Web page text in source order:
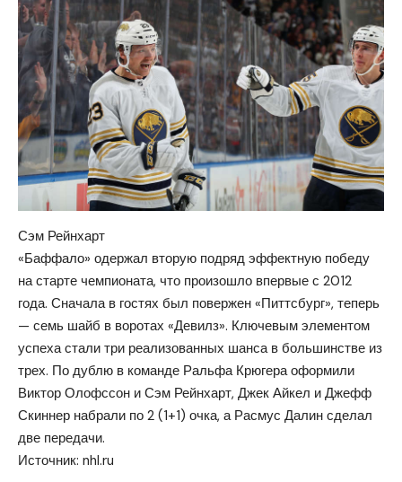
Сэм Рейнхарт
«Баффало» одержал вторую подряд эффектную победу
на старте чемпионата, что произошло впервые с 2012
года. Сначала в гостях был повержен «Питтсбург», теперь
— семь шайб в воротах «Девилз». Ключевым элементом
успеха стали три реализованных шанса в большинстве из
трех. По дублю в команде Ральфа Крюгера оформили
Виктор Олофссон и Сэм Рейнхарт, Джек Айкел и Джефф
Скиннер набрали по 2 (1+1) очка, а Расмус Далин сделал
две передачи.
Источник: nhl.ru